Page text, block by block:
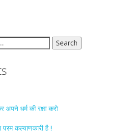
अपने धर्म की रक्षा करो
परम कल्याणकारी है !